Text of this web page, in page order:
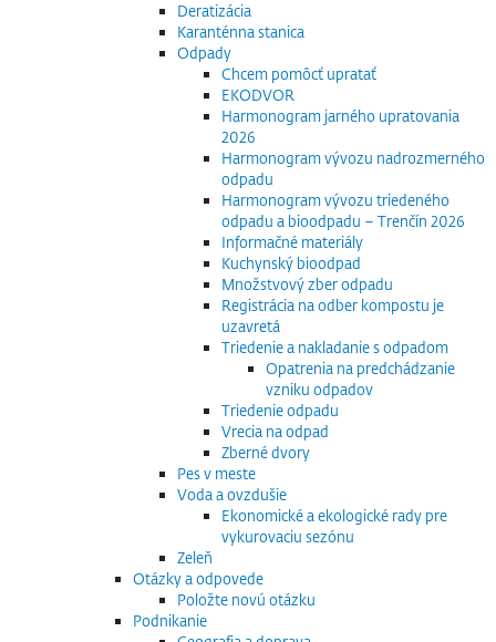
Deratizácia
Karanténna stanica
Odpady
Chcem pomôcť upratať
EKODVOR
Harmonogram jarného upratovania
2026
Harmonogram vývozu nadrozmerného
odpadu
Harmonogram vývozu triedeného
odpadu a bioodpadu – Trenčín 2026
Informačné materiály
Kuchynský bioodpad
Množstvový zber odpadu
Registrácia na odber kompostu je
uzavretá
Triedenie a nakladanie s odpadom
Opatrenia na predchádzanie
vzniku odpadov
Triedenie odpadu
Vrecia na odpad
Zberné dvory
Pes v meste
Voda a ovzdušie
Ekonomické a ekologické rady pre
vykurovaciu sezónu
Zeleň
Otázky a odpovede
Položte novú otázku
Podnikanie